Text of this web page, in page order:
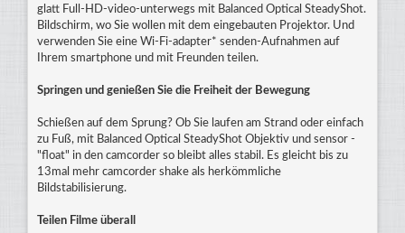
glatt Full-HD-video-unterwegs mit Balanced Optical SteadyShot.
Bildschirm, wo Sie wollen mit dem eingebauten Projektor. Und
verwenden Sie eine Wi-Fi-adapter* senden-Aufnahmen auf
Ihrem smartphone und mit Freunden teilen.
Springen und genießen Sie die Freiheit der Bewegung
Schießen auf dem Sprung? Ob Sie laufen am Strand oder einfach
zu Fuß, mit Balanced Optical SteadyShot Objektiv und sensor -
"float" in den camcorder so bleibt alles stabil. Es gleicht bis zu
13mal mehr camcorder shake als herkömmliche
Bildstabilisierung.
Teilen Filme überall